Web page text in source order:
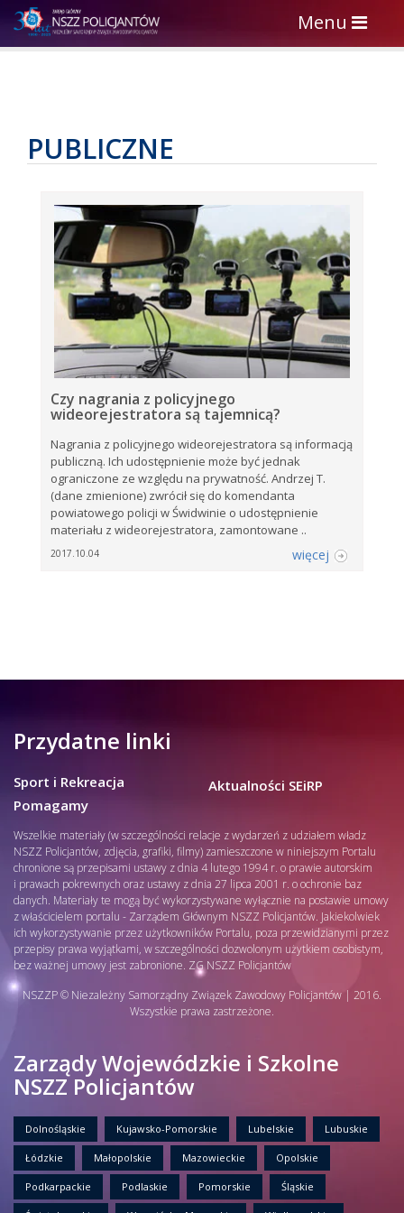
Toggle
navigation
Menu
PUBLICZNE
Czy nagrania z policyjnego
wideorejestratora są tajemnicą?
Nagrania z policyjnego wideorejestratora są informacją
publiczną. Ich udostępnienie może być jednak
ograniczone ze względu na prywatność. Andrzej T.
(dane zmienione) zwrócił się do komendanta
powiatowego policji w Świdwinie o udostępnienie
materiału z wideorejestratora, zamontowane ..
2017.10.04 więcej
Przydatne linki
Sport i Rekreacja
Pomagamy
Aktualności SEiRP
Wszelkie materiały (w szczególności relacje z wydarzeń z udziałem władz
NSZZ Policjantów, zdjęcia, grafiki, filmy) zamieszczone w niniejszym Portalu
chronione są przepisami ustawy z dnia 4 lutego 1994 r. o prawie autorskim
i prawach pokrewnych oraz ustawy z dnia 27 lipca 2001 r. o ochronie baz
danych. Materiały te mogą być wykorzystywane wyłącznie na postawie umowy
z właścicielem portalu - Zarządem Głównym NSZZ Policjantów. Jakiekolwiek
ich wykorzystywanie przez użytkowników Portalu, poza przewidzianymi przez
przepisy prawa wyjątkami, w szczególności dozwolonym użytkiem osobistym,
bez ważnej umowy jest zabronione. ZG NSZZ Policjantów
NSZZP © Niezależny Samorządny Związek Zawodowy Policjantów | 2016.
Wszystkie prawa zastrzeżone.
Zarządy Wojewódzkie i Szkolne
NSZZ Policjantów
Dolnośląskie Kujawsko-Pomorskie Lubelskie Lubuskie
Łódzkie Małopolskie Mazowieckie Opolskie
Podkarpackie Podlaskie Pomorskie Śląskie